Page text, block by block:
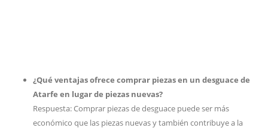
¿Qué ventajas ofrece comprar piezas en un desguace de
Atarfe en lugar de piezas nuevas?
Respuesta: Comprar piezas de desguace puede ser más
económico que las piezas nuevas y también contribuye a la